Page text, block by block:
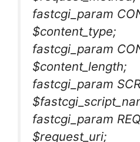
fastcgi_param
$content_type;
fastcgi_param
$content_length;
fastcgi_param
fastcgi_param
$request_uri;